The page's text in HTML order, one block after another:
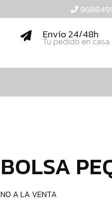
Envío 24/48h
Tu pedido en casa
BOLSA
NO A LA VENTA